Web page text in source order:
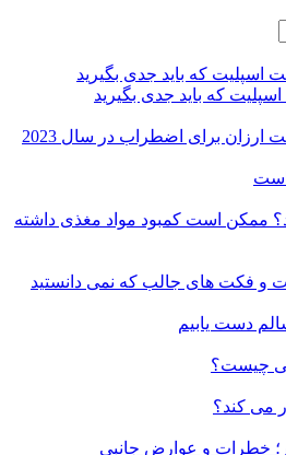
برای اضطراب در سال 2023
است
ممکن است کمبود مواد مغذی داشته
و فکت های جالب که نمی دانستید
دست یابیم
چیست؟
می کند؟